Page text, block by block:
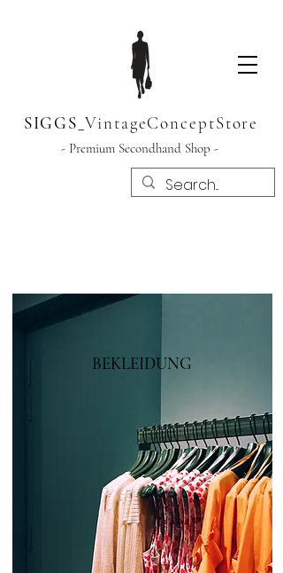
SIGGS _VintageConceptStore
- Premium Secondhand Shop -
BEKLEIDUNG